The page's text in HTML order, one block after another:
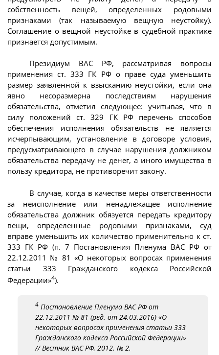
собственность вещей, определенных родовыми
признаками (так называемую вещную неустойку).
Соглашение о вещной неустойке в судебной практике
признается допустимым.
Президиум ВАС РФ, рассматривая вопросы
применения ст. 333 ГК РФ о праве суда уменьшить
размер заявленной к взысканию неустойки, если она
явно несоразмерна последствиям нарушения
обязательства, отметил следующее: учитывая, что в
силу положений ст. 329 ГК РФ перечень способов
обеспечения исполнения обязательств не является
исчерпывающим, установление в договоре условия,
предусматривающего в случае нарушения должником
обязательства передачу не денег, а иного имущества в
пользу кредитора, не противоречит закону.
В случае, когда в качестве меры ответственности
за неисполнение или ненадлежащее исполнение
обязательства должник обязуется передать кредитору
вещи, определенные родовыми признаками, суд
вправе уменьшить их количество применительно к ст.
333 ГК РФ (п. 7 Постановления Пленума ВАС РФ от
22.12.2011 № 81 «О некоторых вопросах применения
статьи 333 Гражданского кодекса Российской
Федерации»4).
4 Постановление Пленума ВАС РФ от
22.12.2011 № 81 (ред. от 24.03.2016) «О
некоторых вопросах применения статьи 333
Гражданского кодекса Российской Федерации»
// Вестник ВАС РФ, 2012. № 2.